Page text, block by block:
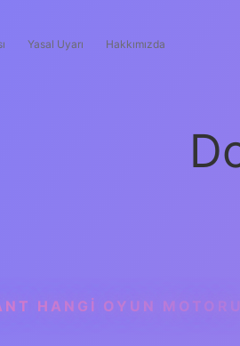
Yasal Uyarı Hakkımızda
HANGI OYUN MOTORU